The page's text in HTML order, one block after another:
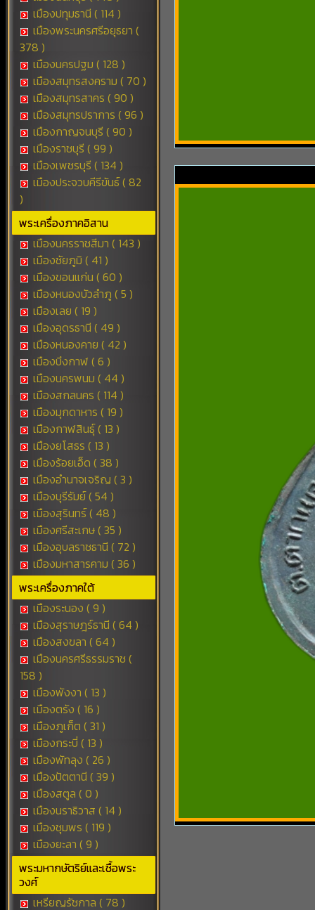
เมืองปทุมธานี ( 114 )
เมืองพระนครศรีอยุธยา (
378 )
เมืองนครปฐม ( 128 )
เมืองสมุทรสงคราม ( 70 )
เมืองสมุทรสาคร ( 90 )
เมืองสมุทรปราการ ( 96 )
เมืองกาญจนบุรี ( 90 )
เมืองราชบุรี ( 99 )
เมืองเพชรบุรี ( 134 )
เมืองประจวบคีรีขันธ์ ( 82
)
พระเครื่องภาคอิสาน
เมืองนครราชสีมา ( 143 )
เมืองชัยภูมิ ( 41 )
เมืองขอนแก่น ( 60 )
เมืองหนองบัวลำภู ( 5 )
เมืองเลย ( 19 )
เมืองอุดรธานี ( 49 )
เมืองหนองคาย ( 42 )
เมืองบึงกาฬ ( 6 )
เมืองนครพนม ( 44 )
เมืองสกลนคร ( 114 )
เมืองมุกดาหาร ( 19 )
เมืองกาฬสินธุ์ ( 13 )
เมืองยโสธร ( 13 )
เมืองร้อยเอ็ด ( 38 )
เมืองอำนาจเจริญ ( 3 )
เมืองบุรีรัมย์ ( 54 )
เมืองสุรินทร์ ( 48 )
เมืองศรีสะเกษ ( 35 )
เมืองอุบลราชธานี ( 72 )
เมืองมหาสารคาม ( 36 )
พระเครื่องภาคใต้
เมืองระนอง ( 9 )
เมืองสุราษฎร์ธานี ( 64 )
เมืองสงขลา ( 64 )
เมืองนครศรีธรรมราช (
158 )
เมืองพังงา ( 13 )
เมืองตรัง ( 16 )
เมืองภูเก็ต ( 31 )
เมืองกระบี่ ( 13 )
เมืองพัทลุง ( 26 )
เมืองปัตตานี ( 39 )
เมืองสตูล ( 0 )
เมืองนราธิวาส ( 14 )
เมืองชุมพร ( 119 )
เมืองยะลา ( 9 )
พระมหากษัตริย์และเชื้อพระ
วงศ์
เหรียญรัชกาล ( 78 )